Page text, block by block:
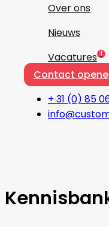
Over ons
Nieuws
Vacatures 1
Contact
+ 31 (0) 85